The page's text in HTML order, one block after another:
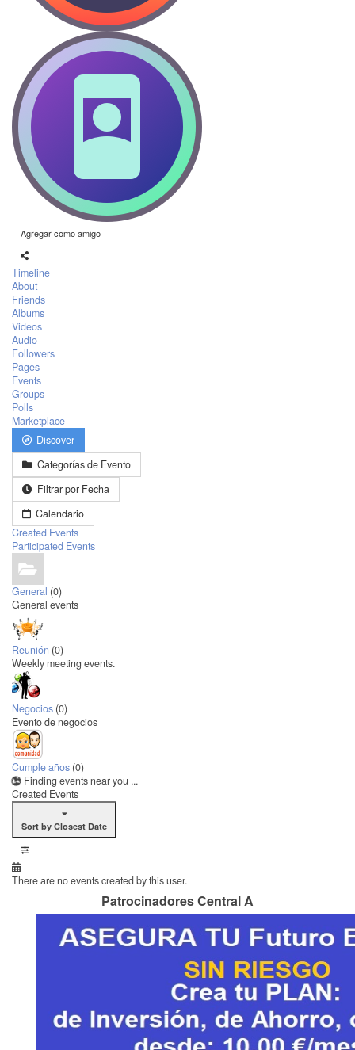
Agregar como amigo
Timeline
About
Friends
Albums
Videos
Audio
Followers
Pages
Events
Groups
Polls
Marketplace
Discover
Categorías de Evento
Filtrar por Fecha
Calendario
Created Events
Participated Events
General (0)
General events
Reunión (0)
Weekly meeting events.
Negocios (0)
Evento de negocios
Cumple años (0)
Finding events near you ...
Created Events
Sort by Closest Date
There are no events created by this user.
Patrocinadores Central A